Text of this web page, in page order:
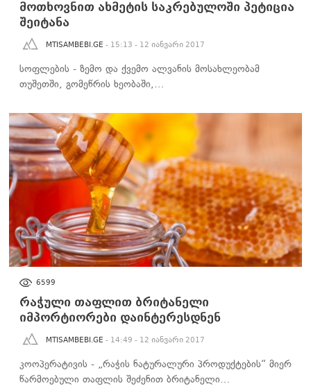
მოთხოვნით ახმეტის საკრებულოში პეტიცია
შეიტანა
MTISAMBEBI.GE - 15:13 - 12 იანვარი 2017
სოფლების - ზემო და ქვემო ალვანის მოსახლეობამ
თუშეთში, გომეწრის ხეობაში,…
6599
რაჭული თაფლით ბრიტანელი
იმპორტიორები დაინტერესდნენ
MTISAMBEBI.GE - 14:49 - 12 იანვარი 2017
კოოპერატივის - „რაჭის ნატურალური პროდუქტების“ მიერ
წარმოებული თაფლის შეძენით ბრიტანელი…